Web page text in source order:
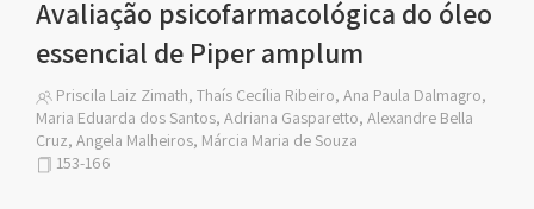
Avaliação psicofarmacológica do óleo
essencial de Piper amplum
Priscila Laiz Zimath, Thaís Cecília Ribeiro, Ana Paula Dalmagro,
Maria Eduarda dos Santos, Adriana Gasparetto, Alexandre Bella
Cruz, Angela Malheiros, Márcia Maria de Souza
153-166